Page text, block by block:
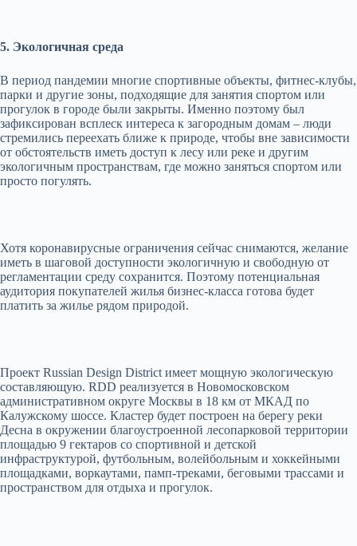
5. Экологичная среда
В период пандемии многие спортивные объекты, фитнес-клубы,
парки и другие зоны, подходящие для занятия спортом или
прогулок в городе были закрыты. Именно поэтому был
зафиксирован всплеск интереса к загородным домам – люди
стремились переехать ближе к природе, чтобы вне зависимости
от обстоятельств иметь доступ к лесу или реке и другим
экологичным пространствам, где можно заняться спортом или
просто погулять.
Хотя коронавирусные ограничения сейчас снимаются, желание
иметь в шаговой доступности экологичную и свободную от
регламентации среду сохранится. Поэтому потенциальная
аудитория покупателей жилья бизнес-класса готова будет
платить за жилье рядом природой.
Проект Russian Design District имеет мощную экологическую
составляющую. RDD реализуется в Новомосковском
административном округе Москвы в 18 км от МКАД по
Калужскому шоссе. Кластер будет построен на берегу реки
Десна в окружении благоустроенной лесопарковой территории
площадью 9 гектаров со спортивной и детской
инфраструктурой, футбольным, волейбольным и хоккейными
площадками, воркаутами, памп-треками, беговыми трассами и
пространством для отдыха и прогулок.